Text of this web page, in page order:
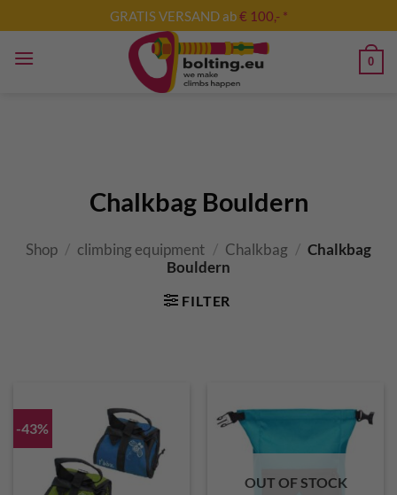
to
content
GRATIS VERSAND ab€ 100,- *
0
Chalkbag Bouldern
Shop / climbing equipment / Chalkbag / Chalkbag
Bouldern
FILTER
-43%
OUT OF STOCK